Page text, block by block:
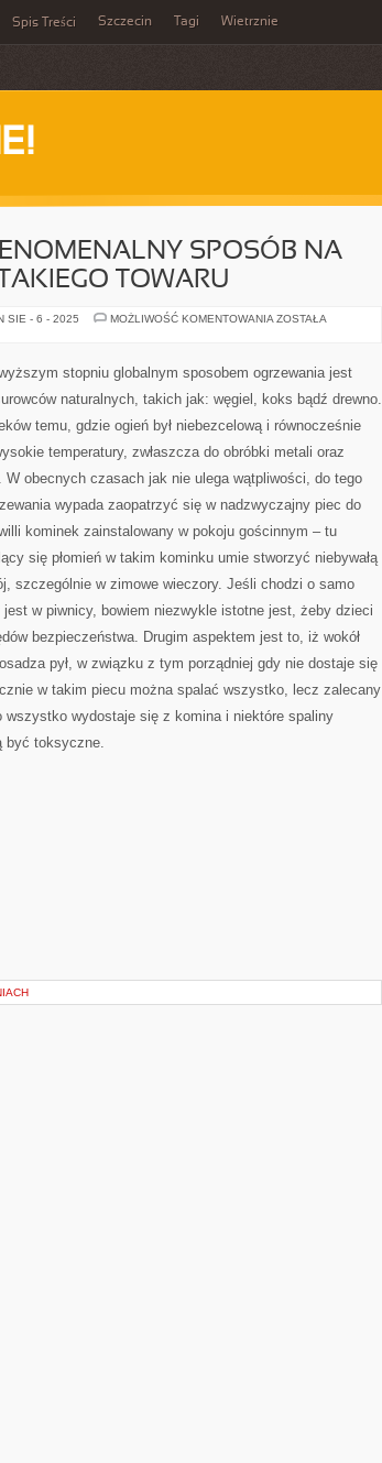
Spis Treści Szczecin Tagi Wietrznie
SPOSÓB NA
TOWARU
SIE - 6 - 2025 MOŻLIWOŚĆ KOMENTOWANIA KONTENERY
ZABEZPIECZENIE
TOWARU
ZOSTAŁA
stopniu globalnym sposobem ogrzewania jest
naturalnych, takich jak: węgiel, koks bądź drewno.
temu, gdzie ogień był niebezcelową i równocześnie
temperatury, zwłaszcza do obróbki metali oraz
obecnych czasach jak nie ulega wątpliwości, do tego
wypada zaopatrzyć się w nadzwyczajny piec do
kominek zainstalowany w pokoju gościnnym – tu
się płomień w takim kominku umie stworzyć niebywałą
szczególnie w zimowe wieczory. Jeśli chodzi o samo
w piwnicy, bowiem niezwykle istotne jest, żeby dzieci
bezpieczeństwa. Drugim aspektem jest to, iż wokół
pył, w związku z tym porządniej gdy nie dostaje się
w takim piecu można spalać wszystko, lecz zalecany
wszystko wydostaje się z komina i niektóre spaliny
być toksyczne.